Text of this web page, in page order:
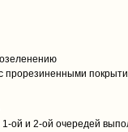
прорезиненными
ой и 2-ой очередей